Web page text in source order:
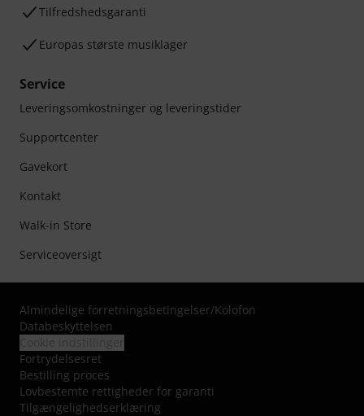
Tilfredshedsgaranti
Europas største musiklager
Service
Leveringsomkostninger og leveringstider
Supportcenter
Gavekort
Kontakt
Walk-in Store
Serviceoversigt
Almindelige forretningsbetingelser/Kolofon
Databeskyttelsen
Fortrydelsesret
Bestilling proces
Lovbestemte rettigheder for garanti
Tilgængelighedserklæring